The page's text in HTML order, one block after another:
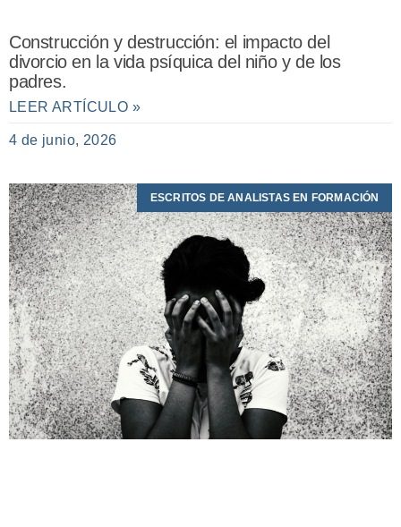
Construcción y destrucción: el impacto del
divorcio en la vida psíquica del niño y de los
padres.
LEER ARTÍCULO »
4 de junio, 2026
ESCRITOS DE ANALISTAS EN FORMACIÓN